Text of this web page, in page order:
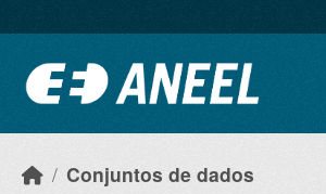
Conjuntos de dados